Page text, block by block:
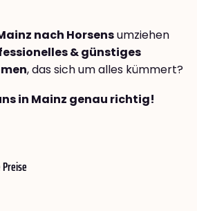
nach Horsensumziehen
& günstiges
, das sich um alles kümmert?
in Mainz genau richtig!